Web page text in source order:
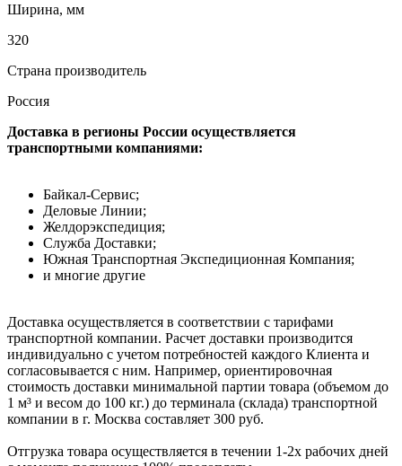
Ширина, мм
320
Страна производитель
Россия
Доставка в регионы России осуществляется
транспортными компаниями:
Байкал-Сервис;
Деловые Линии;
Желдорэкспедиция;
Служба Доставки;
Южная Транспортная Экспедиционная Компания;
и многие другие
Доставка осуществляется в соответствии с тарифами
транспортной компании. Расчет доставки производится
индивидуально с учетом потребностей каждого Клиента и
согласовывается с ним. Например, ориентировочная
стоимость доставки минимальной партии товара (объемом до
1 м³ и весом до 100 кг.) до терминала (склада) транспортной
компании в г. Москва составляет 300 руб.
Отгрузка товара осуществляется в течении 1-2х рабочих дней